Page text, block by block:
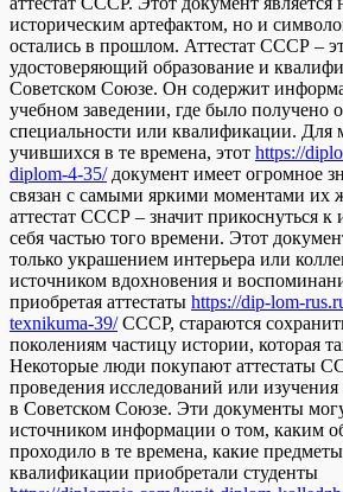
историческим артефактом, но и
остались в прошлом. Аттестат СССР –
удостоверяющий образование и
Советском Союзе. Он содержит
учебном заведении, где было получено
специальности или квалификации. Для
учившихся в те времена, этот https://
diplom-4-35/документ имеет огромное
связан с самыми яркими моментами их
аттестат СССР – значит прикоснуться
себя частью того времени. Этот
только украшением интерьера или
источником вдохновения и
приобретая аттестаты https://dip-lom-
texnikuma-39/СССР, стараются
поколениям частицу истории, которая
Некоторые люди покупают аттестаты
проведения исследований или
в Советском Союзе. Эти документы
источником информации о том, каким
проходило в те времена, какие
квалификации приобретали студенты